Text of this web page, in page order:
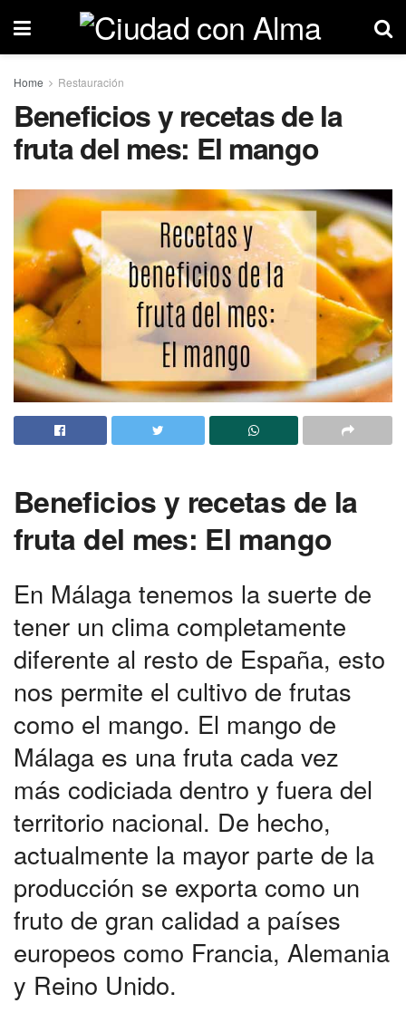
Home Restauración
Beneficios y recetas de la
fruta del mes: El mango
Beneficios y recetas de la
fruta del mes: El mango
En Málaga tenemos la suerte de
tener un clima completamente
diferente al resto de España, esto
nos permite el cultivo de frutas
como el mango. El mango de
Málaga es una fruta cada vez
más codiciada dentro y fuera del
territorio nacional. De hecho,
actualmente la mayor parte de la
producción se exporta como un
fruto de gran calidad a países
europeos como Francia, Alemania
y Reino Unido.